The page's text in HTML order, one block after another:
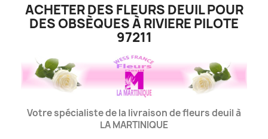
ACHETER DES FLEURS DEUIL POUR
DES OBSÈQUES À RIVIERE PILOTE
97211
Votre spécialiste de la livraison de fleurs deuil à
LA MARTINIQUE